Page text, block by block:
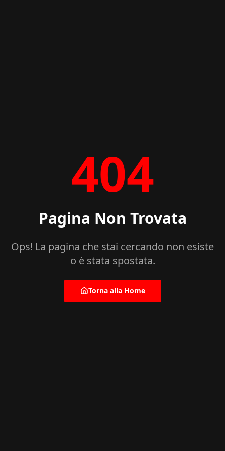
404
Pagina Non Trovata
Ops! La pagina che stai cercando non esiste
o è stata spostata.
Torna alla Home